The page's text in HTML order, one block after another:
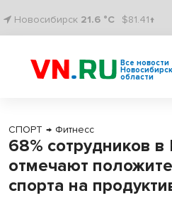
Новосибирск 21.6 °C $81.41↑
Все новости
области
СПОРТ → Фитнесс
68% сотрудников
отмечают
спорта на